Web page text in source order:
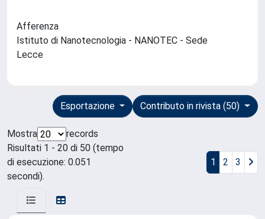
Afferenza
Istituto di Nanotecnologia - NANOTEC - Sede
Lecce
Contributo in rivista (50)
Esportazione
Mostra
records
Risultati 1 - 20 di 50 (tempo
di esecuzione: 0.051
secondi).
1 2 3